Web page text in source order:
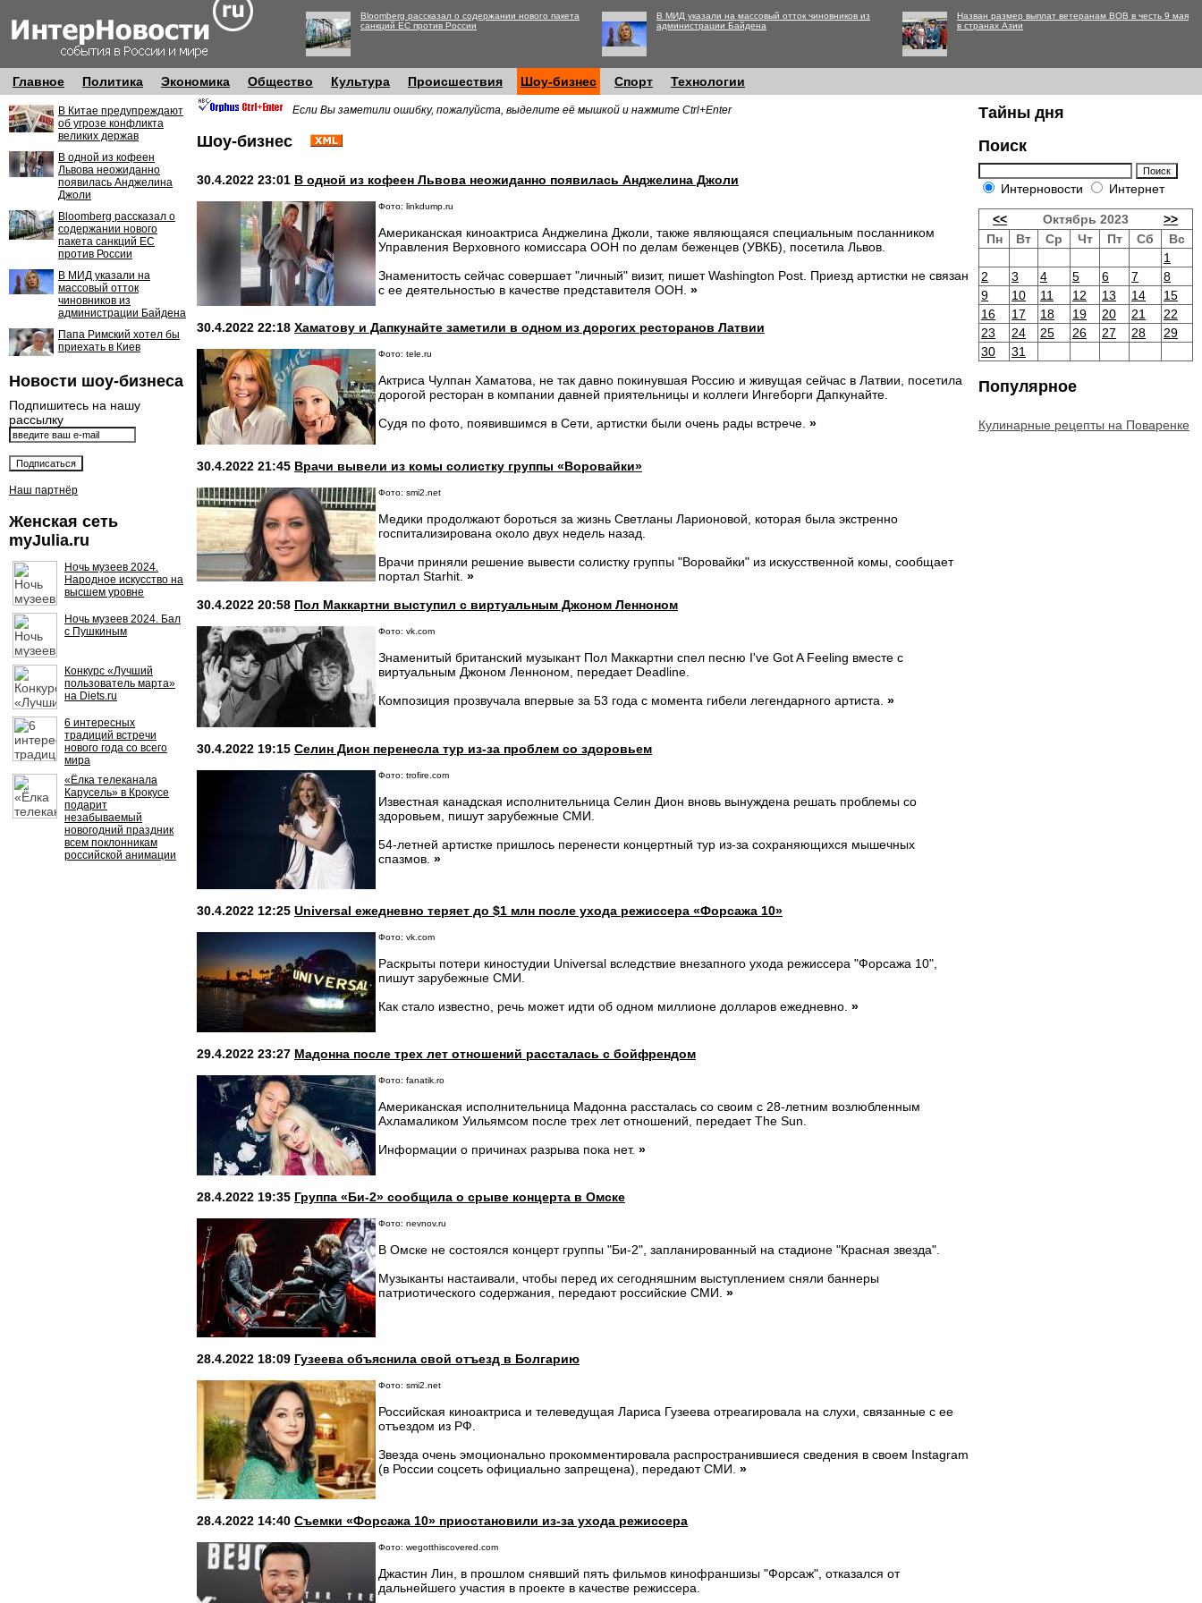
Bloomberg рассказал о содержании нового пакета
санкций ЕС против России
В МИД указали на массовый отток чиновников из
администрации Байдена
Назван размер выплат ветеранам ВОВ в честь 9 мая
в странах Азии
Главное Политика Экономика Общество Культура Происшествия Шоу-бизнес Спорт Технологии
В Китае предупреждают
об угрозе конфликта
великих держав
В одной из кофеен
Львова неожиданно
появилась Анджелина
Джоли
Bloomberg рассказал о
содержании нового
пакета санкций ЕС
против России
В МИД указали на
массовый отток
чиновников из
администрации Байдена
Папа Римский хотел бы
приехать в Киев
Новости шоу-бизнеса
Подпишитесь на нашу
рассылку
Наш партнёр
Женская сеть
myJulia.ru
Ночь музеев 2024.
Народное искусство на
высшем уровне
Ночь музеев 2024. Бал
с Пушкиным
Конкурс «Лучший
пользователь марта»
на Diets.ru
6 интересных
традиций встречи
нового года со всего
мира
«Ёлка телеканала
Карусель» в Крокусе
подарит
незабываемый
новогодний праздник
всем поклонникам
российской анимации
Если Вы заметили ошибку, пожалуйста, выделите её мышкой и нажмите Ctrl+Enter
Шоу-бизнес
30.4.2022 23:01 В одной из кофеен Львова неожиданно появилась Анджелина Джоли
Фото: linkdump.ru
Американская киноактриса Анджелина Джоли, также являющаяся специальным посланником
Управления Верховного комиссара ООН по делам беженцев (УВКБ), посетила Львов.
Знаменитость сейчас совершает "личный" визит, пишет Washington Post. Приезд артистки не связан
с ее деятельностью в качестве представителя ООН. »
30.4.2022 22:18 Хаматову и Дапкунайте заметили в одном из дорогих ресторанов Латвии
Фото: tele.ru
Актриса Чулпан Хаматова, не так давно покинувшая Россию и живущая сейчас в Латвии, посетила
дорогой ресторан в компании давней приятельницы и коллеги Ингеборги Дапкунайте.
Судя по фото, появившимся в Сети, артистки были очень рады встрече. »
30.4.2022 21:45 Врачи вывели из комы солистку группы «Воровайки»
Фото: smi2.net
Медики продолжают бороться за жизнь Светланы Ларионовой, которая была экстренно
госпитализирована около двух недель назад.
Врачи приняли решение вывести солистку группы "Воровайки" из искусственной комы, сообщает
портал Starhit. »
30.4.2022 20:58 Пол Маккартни выступил с виртуальным Джоном Ленноном
Фото: vk.com
Знаменитый британский музыкант Пол Маккартни спел песню I've Got A Feeling вместе с
виртуальным Джоном Ленноном, передает Deadline.
Композиция прозвучала впервые за 53 года с момента гибели легендарного артиста. »
30.4.2022 19:15 Селин Дион перенесла тур из-за проблем со здоровьем
Фото: trofire.com
Известная канадская исполнительница Селин Дион вновь вынуждена решать проблемы со
здоровьем, пишут зарубежные СМИ.
54-летней артистке пришлось перенести концертный тур из-за сохраняющихся мышечных
спазмов. »
30.4.2022 12:25 Universal ежедневно теряет до $1 млн после ухода режиссера «Форсажа 10»
Фото: vk.com
Раскрыты потери киностудии Universal вследствие внезапного ухода режиссера "Форсажа 10",
пишут зарубежные СМИ.
Как стало известно, речь может идти об одном миллионе долларов ежедневно. »
29.4.2022 23:27 Мадонна после трех лет отношений рассталась с бойфрендом
Фото: fanatik.ro
Американская исполнительница Мадонна рассталась со своим с 28-летним возлюбленным
Ахламаликом Уильямсом после трех лет отношений, передает The Sun.
Информации о причинах разрыва пока нет. »
28.4.2022 19:35 Группа «Би-2» сообщила о срыве концерта в Омске
Фото: nevnov.ru
В Омске не состоялся концерт группы "Би-2", запланированный на стадионе "Красная звезда".
Музыканты настаивали, чтобы перед их сегодняшним выступлением сняли баннеры
патриотического содержания, передают российские СМИ. »
28.4.2022 18:09 Гузеева объяснила свой отъезд в Болгарию
Фото: smi2.net
Российская киноактриса и телеведущая Лариса Гузеева отреагировала на слухи, связанные с ее
отъездом из РФ.
Звезда очень эмоционально прокомментировала распространившиеся сведения в своем Instagram
(в России соцсеть официально запрещена), передают СМИ. »
28.4.2022 14:40 Съемки «Форсажа 10» приостановили из-за ухода режиссера
Фото: wegotthiscovered.com
Джастин Лин, в прошлом снявший пять фильмов кинофраншизы "Форсаж", отказался от
дальнейшего участия в проекте в качестве режиссера.
Тайны дня
Поиск
Интерновости Интернет
<< Октябрь 2023
>>
Пн
Вт Ср Чт Пт Сб
Вс
1
2
3 4 5 6 7
8
9
10 11 12 13 14
15
16
17 18 19 20 21
22
23
24 25 26 27 28
29
30
31
Популярное
Кулинарные рецепты на Поваренке